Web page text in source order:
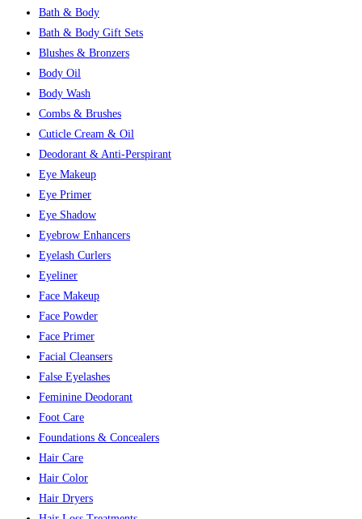
Bath & Body
Bath & Body Gift Sets
Blushes & Bronzers
Body Oil
Body Wash
Combs & Brushes
Cuticle Cream & Oil
Deodorant & Anti-Perspirant
Eye Makeup
Eye Primer
Eye Shadow
Eyebrow Enhancers
Eyelash Curlers
Eyeliner
Face Makeup
Face Powder
Face Primer
Facial Cleansers
False Eyelashes
Feminine Deodorant
Foot Care
Foundations & Concealers
Hair Care
Hair Color
Hair Dryers